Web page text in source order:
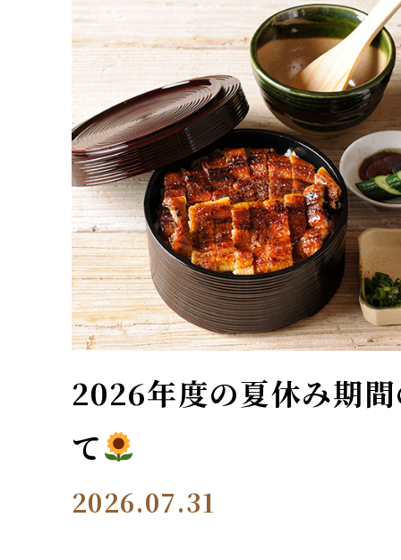
2026年度の夏休み期
て
2026.07.31